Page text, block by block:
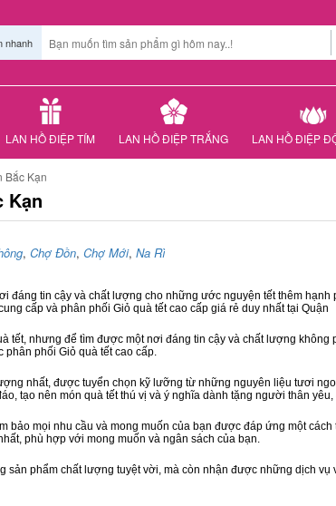
nhanh
LAN HỒ ĐIỆP TÍM LAN HỒ ĐIỆP TRẮNG LAN HỒ ĐIỆP
Bắc Kạn
Kạn
, Chợ Đồn, Chợ Mới, Na Rì
đáng tin cậy và chất lượng cho những ước nguyện tết thêm hạnh
cấp và phân phối Giỏ quà tết cao cấp giá rẻ duy nhất tại Quận
tết, nhưng để tìm được một nơi đáng tin cậy và chất lượng
phân phối Giỏ quà tết cao cấp.
nhất, được tuyển chọn kỹ lưỡng từ những nguyên liệu tươi
tạo nên món quà tết thú vị và ý nghĩa dành tặng người thân
bảo mọi nhu cầu và mong muốn của bạn được đáp ứng một
phù hợp với mong muốn và ngân sách của bạn.
phẩm chất lượng tuyệt vời, mà còn nhận được những dịch